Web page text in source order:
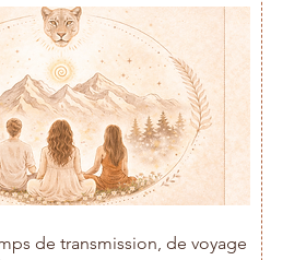
de transmission, de voyage